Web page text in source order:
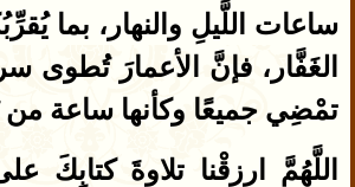
ساعات اللَّيلِ والنهار، بما
الغَفَّار، فإنَّ الأعمارَ تُطوى
تمْضِي جميعًا وكأنها ساعة من
اللَّهُمَّ ارزقْنا تلاوةَ كتابِكَ